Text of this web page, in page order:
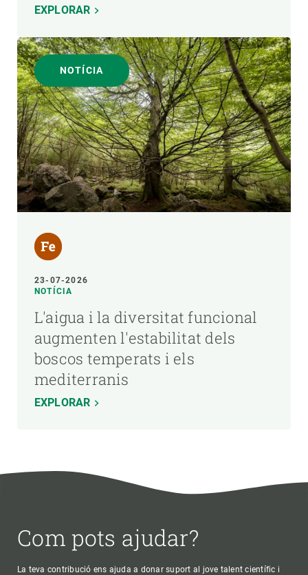
EXPLORAR
NOTÍCIA
23-07-2026
NOTÍCIA
L'aigua i la diversitat funcional
augmenten l'estabilitat dels
boscos temperats i els
mediterranis
EXPLORAR
Com pots ajudar?
La teva contribució ens ajuda a donar suport al jove talent científic i